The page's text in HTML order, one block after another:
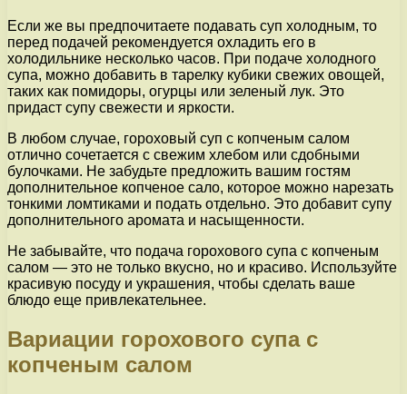
Если же вы предпочитаете подавать суп холодным, то
перед подачей рекомендуется охладить его в
холодильнике несколько часов. При подаче холодного
супа, можно добавить в тарелку кубики свежих овощей,
таких как помидоры, огурцы или зеленый лук. Это
придаст супу свежести и яркости.
В любом случае, гороховый суп с копченым салом
отлично сочетается с свежим хлебом или сдобными
булочками. Не забудьте предложить вашим гостям
дополнительное копченое сало, которое можно нарезать
тонкими ломтиками и подать отдельно. Это добавит супу
дополнительного аромата и насыщенности.
Не забывайте, что подача горохового супа с копченым
салом — это не только вкусно, но и красиво. Используйте
красивую посуду и украшения, чтобы сделать ваше
блюдо еще привлекательнее.
Вариации горохового супа с
копченым салом